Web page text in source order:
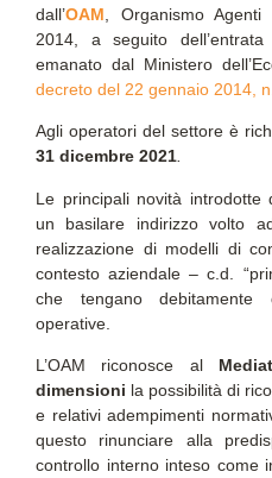
dall’OAM , Organismo
2014, a seguito
emanato dal Ministero
decreto del 22 gennaio 2014,
Agli operatori del settore è
31 dicembre 2021.
Le principali novità introdotte
un basilare indirizzo volto
realizzazione di modelli di
contesto aziendale – c.d.
che tengano
operative.
L’OAM riconosce al
dimensioni la possibilità di
e relativi adempimenti
questo rinunciare alla
controllo interno inteso come